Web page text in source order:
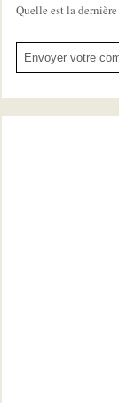
Quelle est la dernière